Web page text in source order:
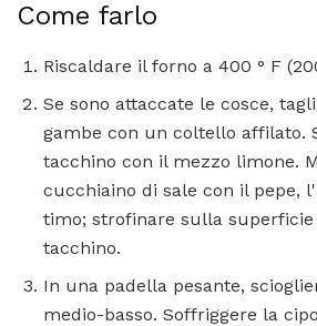
Come farlo
Riscaldare il forno a 400 ° F
Se sono attaccate le cosce,
gambe con un coltello affilato.
tacchino con il mezzo limone.
cucchiaino di sale con il pepe,
timo; strofinare sulla superficie
tacchino.
In una padella pesante,
medio-basso. Soffriggere la